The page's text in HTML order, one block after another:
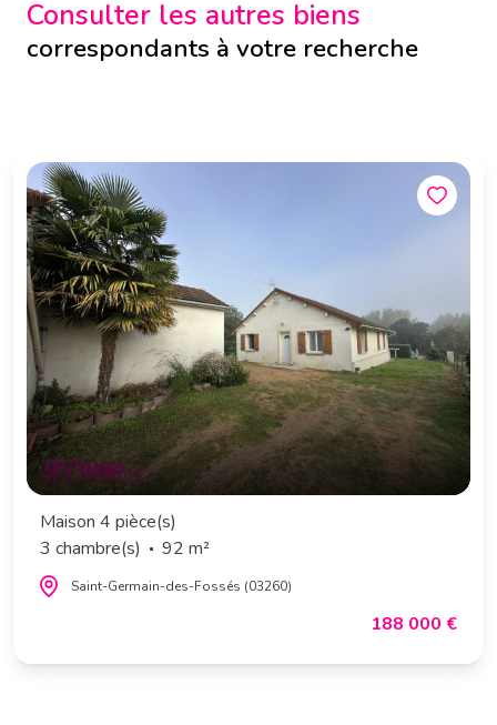
Consulter les autres biens
correspondants à votre recherche
Maison 4 pièce(s)
3 chambre(s)
92 m²
Saint-Germain-des-Fossés (03260)
188 000 €